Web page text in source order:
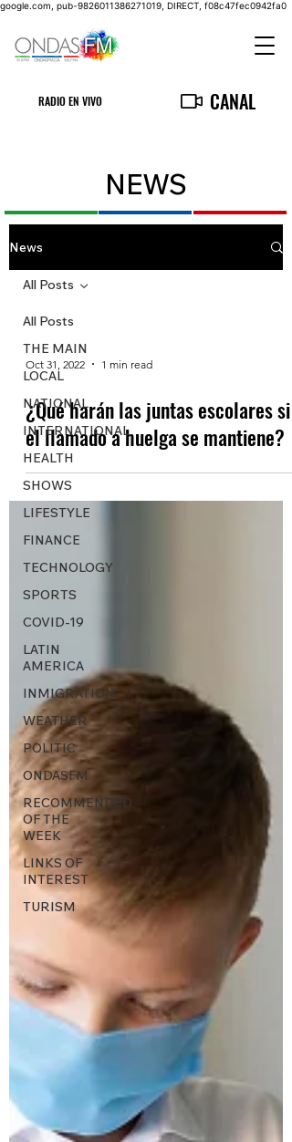
google.com, pub-9826011386271019, DIRECT, f08c47fec0942fa0
RADIO EN VIVO CANAL
NEWS
News
All Posts
THE MAIN
LOCAL
NATIONAL
INTERNATIONAL
HEALTH
SHOWS
LIFESTYLE
FINANCE
TECHNOLOGY
SPORTS
COVID-19
LATIN
AMERICA
INMIGRATION
WEATHER
POLITIC
ONDASFM
RECOMMENDED
OF THE
WEEK
LINKS OF
INTEREST
TURISM
All Posts
Oct 31, 2022 1 min read
¿Qué harán las juntas escolares si
el llamado a huelga se mantiene?